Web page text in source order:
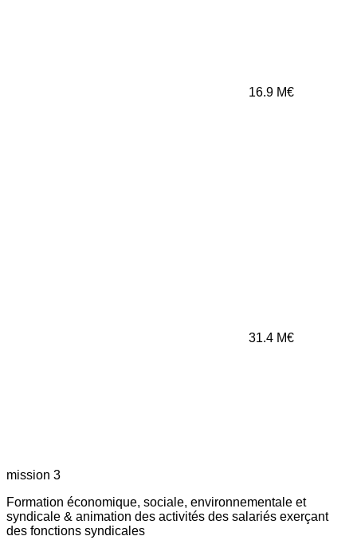
16.9 M€
31.4 M€
mission 3
Formation économique, sociale, environnementale et
syndicale & animation des activités des salariés exerçant
des fonctions syndicales